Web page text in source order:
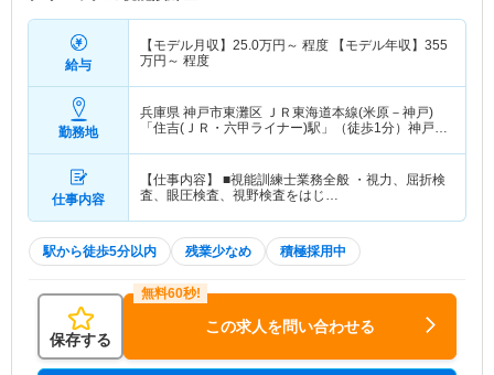
給与
【モデル月収】 25.0万円～ 程度 【モデル年収】 355
万円～ 程度
勤務地
兵庫県 神戸市東灘区 ＪＲ東海道本線(米原－神戸)
「住吉(ＪＲ・六甲ライナー)駅」（徒歩1分）神戸新
駅」（徒歩1分）
仕事内容
【仕事内容】 ■視能訓練士業務全般 ・視力、屈折検
査、眼圧検査、視野検査をはじ…
駅から徒歩5分以内 残業少なめ 積極採用中
保存する
この求人を問い合わせる